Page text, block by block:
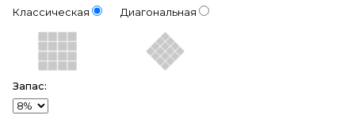
Классическая
Диагональная
Запас: